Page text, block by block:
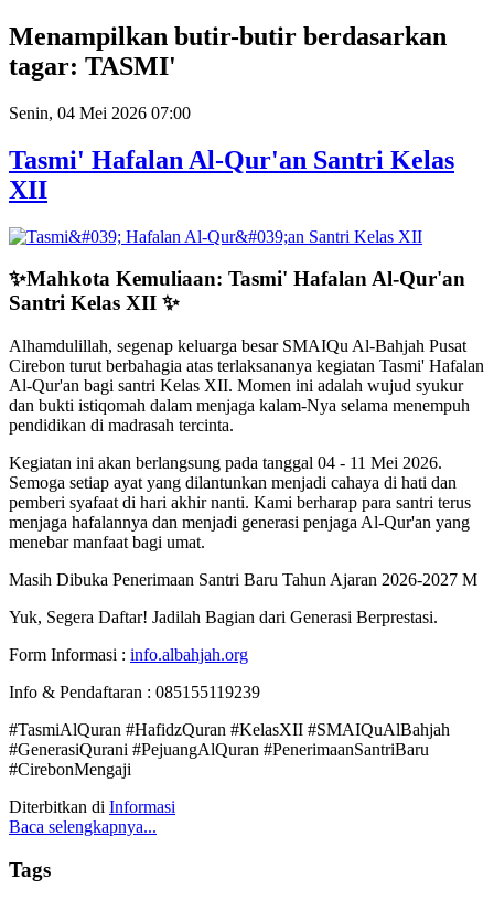
Menampilkan butir-butir berdasarkan
tagar: TASMI'
Senin, 04 Mei 2026 07:00
Tasmi' Hafalan Al-Qur'an Santri Kelas
XII
✨Mahkota Kemuliaan: Tasmi' Hafalan Al-Qur'an
Santri Kelas XII ✨
Alhamdulillah, segenap keluarga besar SMAIQu Al-Bahjah Pusat
Cirebon turut berbahagia atas terlaksananya kegiatan Tasmi' Hafalan
Al-Qur'an bagi santri Kelas XII. Momen ini adalah wujud syukur
dan bukti istiqomah dalam menjaga kalam-Nya selama menempuh
pendidikan di madrasah tercinta.
Kegiatan ini akan berlangsung pada tanggal 04 - 11 Mei 2026.
Semoga setiap ayat yang dilantunkan menjadi cahaya di hati dan
pemberi syafaat di hari akhir nanti. Kami berharap para santri terus
menjaga hafalannya dan menjadi generasi penjaga Al-Qur'an yang
menebar manfaat bagi umat.
Masih Dibuka Penerimaan Santri Baru Tahun Ajaran 2026-2027 M
Yuk, Segera Daftar! Jadilah Bagian dari Generasi Berprestasi.
Form Informasi : info.albahjah.org
Info & Pendaftaran : 085155119239
#TasmiAlQuran #HafidzQuran #KelasXII #SMAIQuAlBahjah
#GenerasiQurani #PejuangAlQuran #PenerimaanSantriBaru
#CirebonMengaji
Diterbitkan di Informasi
Baca selengkapnya...
Tags